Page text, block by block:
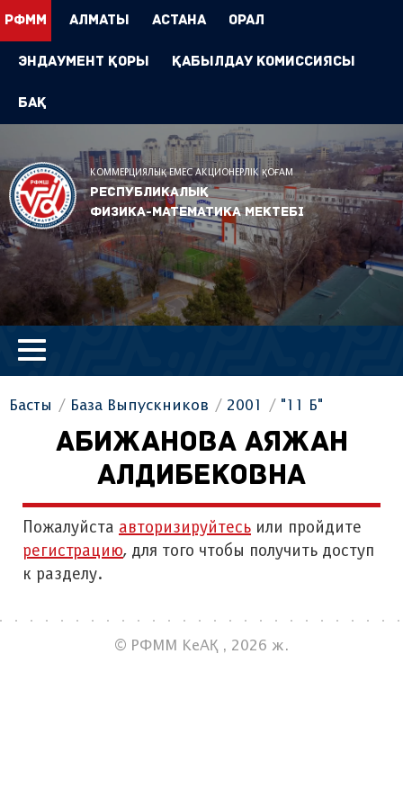
РФММ Алматы Астана Орал
Эндаумент Қоры Қабылдау комиссиясы
БАҚ
КОММЕРЦИЯЛЫҚ ЕМЕС АКЦИОНЕРЛІК ҚОҒАМ
Республикалық
физика-математика мектебі
Басты База Выпускников 2001 "11 Б"
АБИЖАНОВА АЯЖАН
АЛДИБЕКОВНА
Пожалуйста авторизируйтесь или пройдите
регистрацию, для того чтобы получить доступ
к разделу.
© РФММ КеАҚ , 2026 ж.